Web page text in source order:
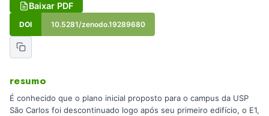
Baixar PDF
DOI 10.5281/zenodo.19289680
resumo
É conhecido que o plano inicial proposto para o campus da USP
São Carlos foi descontinuado logo após seu primeiro edifício, o E1,